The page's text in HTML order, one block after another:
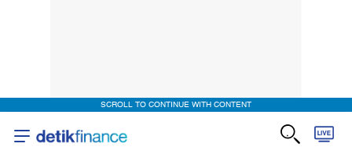
SCROLL TO CONTINUE WITH CONTENT